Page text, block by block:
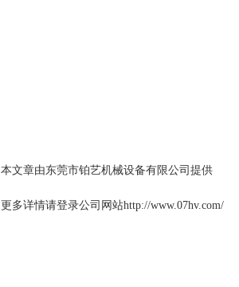
本文章由东莞市铂艺机械设备有限公司提供
更多详情请登录公司网站http://www.07hv.com/